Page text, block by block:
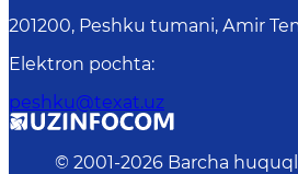
201200, Peshku tumani, Аmir
Elektron pochta:
peshku@texat.uz
© 2001-2026 Barcha